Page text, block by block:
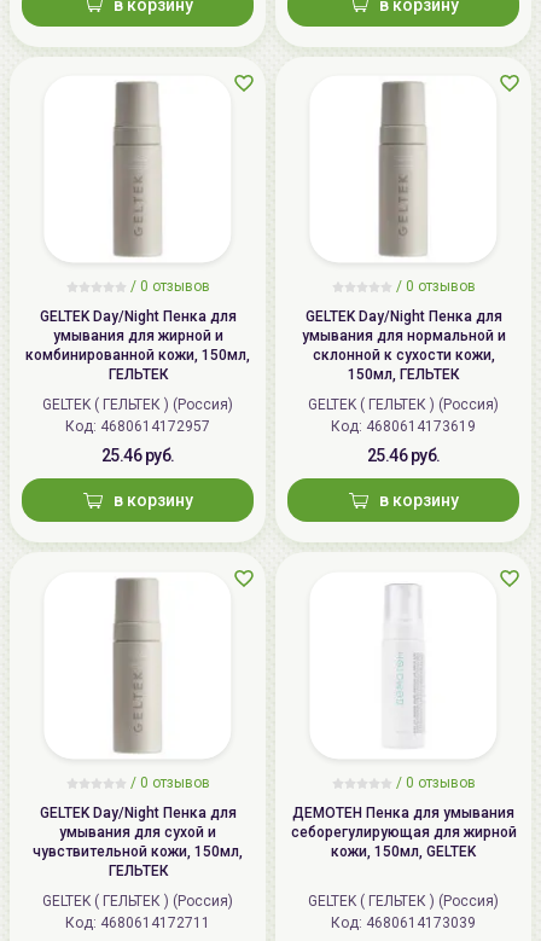
демакияжа глаз. Воспользуйтесь тонеромикремом
Не допускайте попадания средства в глаза!
Хранить при комнатной температуре вдали от
солнечных лучей.
в корзину в корзину
/ 0 отзывов
GELTEK Day/Night Пенка для
умывания для жирной и
комбинированной кожи, 150мл,
ГЕЛЬТЕК
GELTEK ( ГЕЛЬТЕК ) (Россия)
Код: 4680614172957
25.46 руб.
в корзину
/ 0 отзывов
GELTEK Day/Night Пенка для
умывания для нормальной и
склонной к сухости кожи,
150мл, ГЕЛЬТЕК
GELTEK ( ГЕЛЬТЕК ) (Россия)
Код: 4680614173619
25.46 руб.
в корзину
/ 0 отзывов
GELTEK Day/Night Пенка для
умывания для сухой и
чувствительной кожи, 150мл,
ГЕЛЬТЕК
GELTEK ( ГЕЛЬТЕК ) (Россия)
Код: 4680614172711
/ 0 отзывов
ДЕМОТЕН Пенка для умывания
себорегулирующая для жирной
кожи, 150мл, GELTEK
GELTEK ( ГЕЛЬТЕК ) (Россия)
Код: 4680614173039